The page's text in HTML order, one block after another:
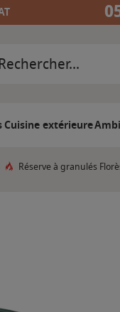
Cuisine extérieure
Réserve à granulés